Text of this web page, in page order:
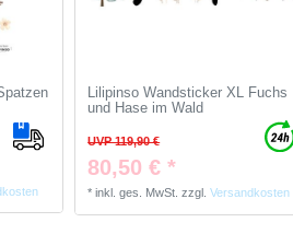
Lilipinso Wandsticker XL Fuchs
und Hase im Wald
UVP 119,90 €
80,50 € *
*inkl. ges. MwSt. zzgl.Versandkosten